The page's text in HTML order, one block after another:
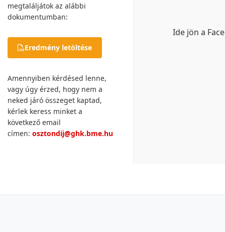
megtaláljátok az alábbi
dokumentumban:
Eredmény letöltése
Amennyiben kérdésed lenne,
vagy úgy érzed, hogy nem a
neked járó összeget kaptad,
kérlek keress minket a
következő email
címen: osztondij@ghk.bme.hu
Ide jön a